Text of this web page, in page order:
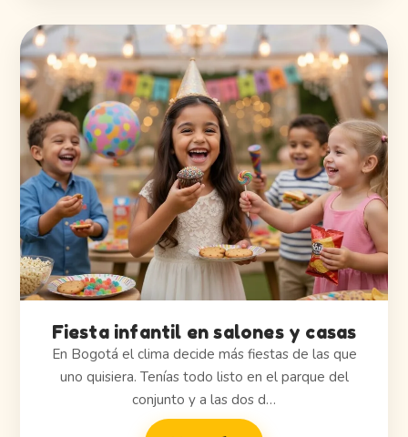
Fiesta infantil en salones y casas
En Bogotá el clima decide más fiestas de las que
uno quisiera. Tenías todo listo en el parque del
conjunto y a las dos d…